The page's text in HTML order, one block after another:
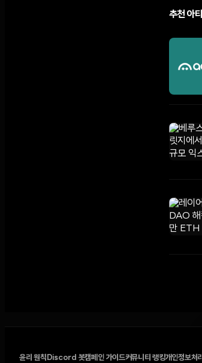
추천 아
윤리 원칙 Discord 봇캠페인 가이드커뮤니티 랭킹개인정보처